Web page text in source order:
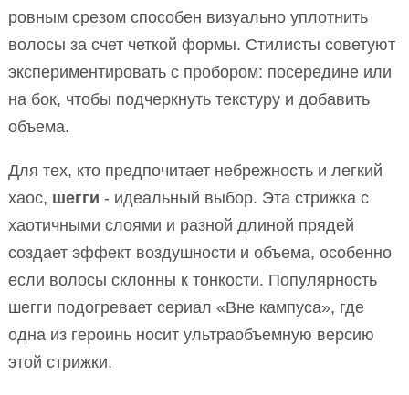
ровным срезом способен визуально уплотнить
волосы за счет четкой формы. Стилисты советуют
экспериментировать с пробором: посередине или
на бок, чтобы подчеркнуть текстуру и добавить
объема.
Для тех, кто предпочитает небрежность и легкий
хаос, шегги - идеальный выбор. Эта стрижка с
хаотичными слоями и разной длиной прядей
создает эффект воздушности и объема, особенно
если волосы склонны к тонкости. Популярность
шегги подогревает сериал «Вне кампуса», где
одна из героинь носит ультраобъемную версию
этой стрижки.